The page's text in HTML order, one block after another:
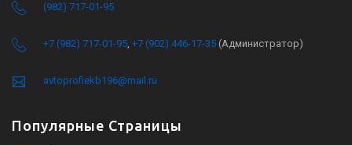
(982) 717-01-95
+7 (982) 717-01-95, +7 (902) 446-17-35 (Администратор)
avtoprofiekb196@mail.ru
Популярные Страницы